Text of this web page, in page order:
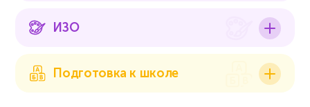
ИЗО
Подготовка к школе